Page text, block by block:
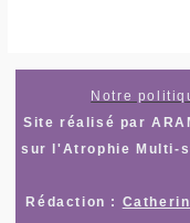
Notre
Site réalisé par
sur l'Atrophie Multi-
Rédaction :